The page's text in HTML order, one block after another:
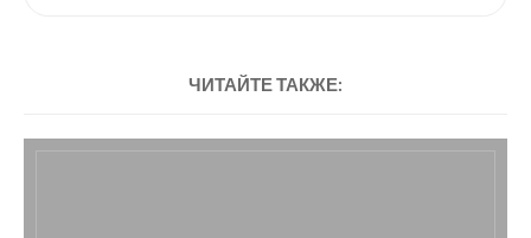
ЧИТАЙТЕ ТАКЖЕ: